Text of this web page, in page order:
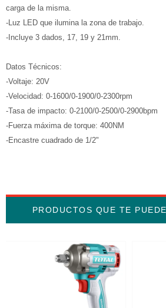
carga de la misma.
-Luz LED que ilumina la zona de trabajo.
-Incluye 3 dados, 17, 19 y 21mm.
Datos Técnicos:
-Voltaje: 20V
-Velocidad: 0-1600/0-1900/0-2300rpm
-Tasa de impacto: 0-2100/0-2500/0-2900bpm
-Fuerza máxima de torque: 400NM
-Encastre cuadrado de 1/2"
PRODUCTOS QUE TE